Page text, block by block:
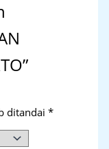
ditandai*